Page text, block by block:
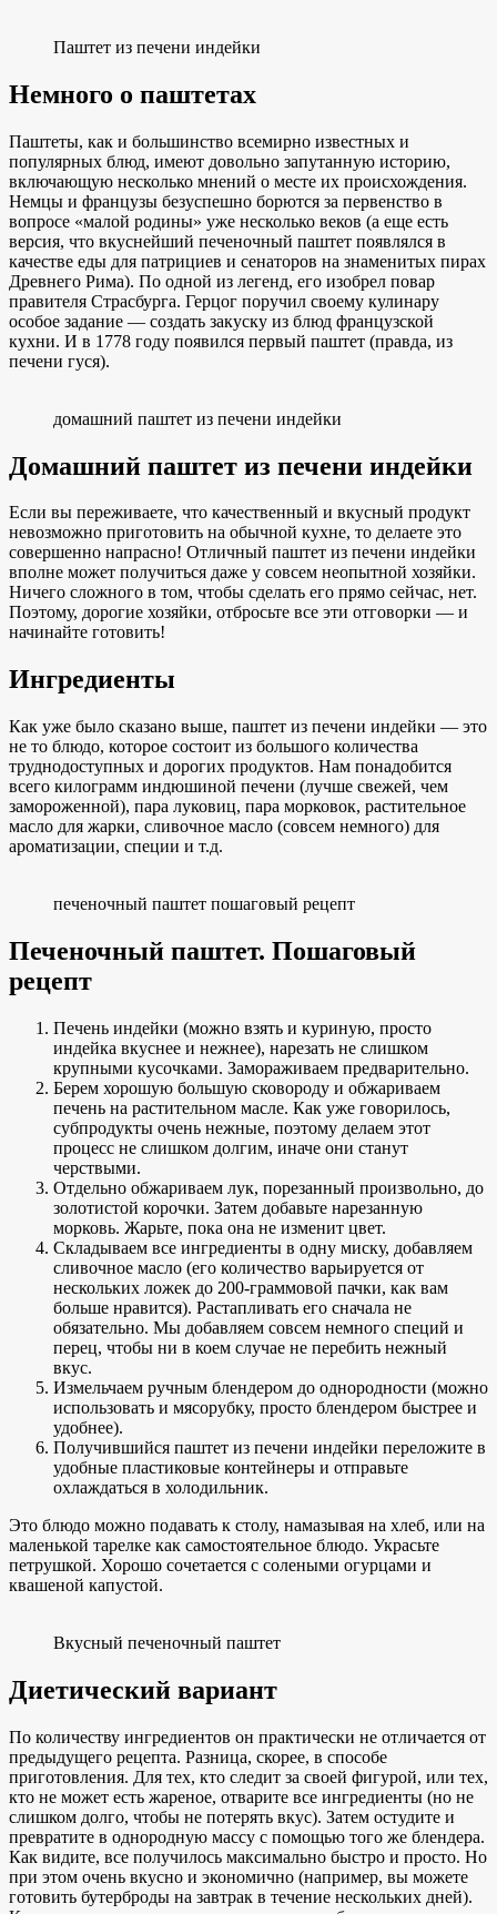
Паштет из печени индейки
Немного о паштетах
Паштеты, как и большинство всемирно известных и
популярных блюд, имеют довольно запутанную историю,
включающую несколько мнений о месте их происхождения.
Немцы и французы безуспешно борются за первенство в
вопросе «малой родины» уже несколько веков (а еще есть
версия, что вкуснейший печеночный паштет появлялся в
качестве еды для патрициев и сенаторов на знаменитых пирах
Древнего Рима). По одной из легенд, его изобрел повар
правителя Страсбурга. Герцог поручил своему кулинару
особое задание — создать закуску из блюд французской
кухни. И в 1778 году появился первый паштет (правда, из
печени гуся).
домашний паштет из печени индейки
Домашний паштет из печени индейки
Если вы переживаете, что качественный и вкусный продукт
невозможно приготовить на обычной кухне, то делаете это
совершенно напрасно! Отличный паштет из печени индейки
вполне может получиться даже у совсем неопытной хозяйки.
Ничего сложного в том, чтобы сделать его прямо сейчас, нет.
Поэтому, дорогие хозяйки, отбросьте все эти отговорки — и
начинайте готовить!
Ингредиенты
Как уже было сказано выше, паштет из печени индейки — это
не то блюдо, которое состоит из большого количества
труднодоступных и дорогих продуктов. Нам понадобится
всего килограмм индюшиной печени (лучше свежей, чем
замороженной), пара луковиц, пара морковок, растительное
масло для жарки, сливочное масло (совсем немного) для
ароматизации, специи и т.д.
печеночный паштет пошаговый рецепт
Печеночный паштет. Пошаговый
рецепт
Печень индейки (можно взять и куриную, просто
индейка вкуснее и нежнее), нарезать не слишком
крупными кусочками. Замораживаем предварительно.
Берем хорошую большую сковороду и обжариваем
печень на растительном масле. Как уже говорилось,
субпродукты очень нежные, поэтому делаем этот
процесс не слишком долгим, иначе они станут
черствыми.
Отдельно обжариваем лук, порезанный произвольно, до
золотистой корочки. Затем добавьте нарезанную
морковь. Жарьте, пока она не изменит цвет.
Складываем все ингредиенты в одну миску, добавляем
сливочное масло (его количество варьируется от
нескольких ложек до 200-граммовой пачки, как вам
больше нравится). Растапливать его сначала не
обязательно. Мы добавляем совсем немного специй и
перец, чтобы ни в коем случае не перебить нежный
вкус.
Измельчаем ручным блендером до однородности (можно
использовать и мясорубку, просто блендером быстрее и
удобнее).
Получившийся паштет из печени индейки переложите в
удобные пластиковые контейнеры и отправьте
охлаждаться в холодильник.
Это блюдо можно подавать к столу, намазывая на хлеб, или на
маленькой тарелке как самостоятельное блюдо. Украсьте
петрушкой. Хорошо сочетается с солеными огурцами и
квашеной капустой.
Вкусный печеночный паштет
Диетический вариант
По количеству ингредиентов он практически не отличается от
предыдущего рецепта. Разница, скорее, в способе
приготовления. Для тех, кто следит за своей фигурой, или тех,
кто не может есть жареное, отварите все ингредиенты (но не
слишком долго, чтобы не потерять вкус). Затем остудите и
превратите в однородную массу с помощью того же блендера.
Как видите, все получилось максимально быстро и просто. Но
при этом очень вкусно и экономично (например, вы можете
готовить бутерброды на завтрак в течение нескольких дней).